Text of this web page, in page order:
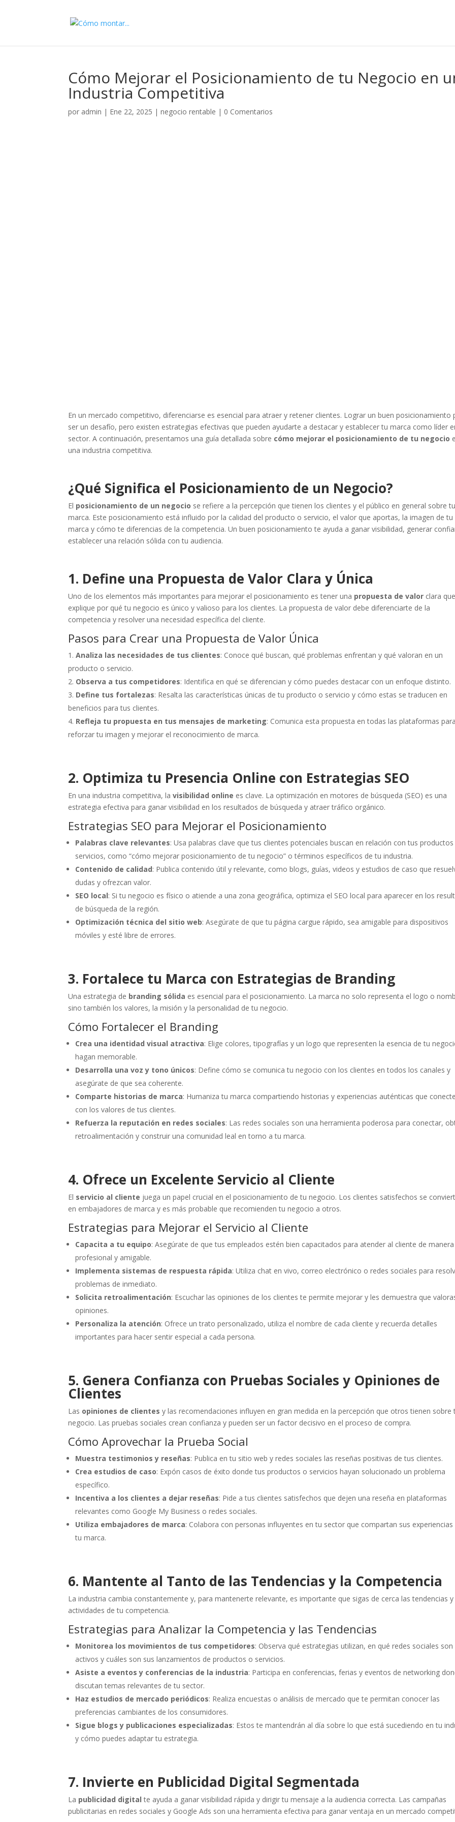
Cómo Mejorar el Posicionamiento de tu Negocio en
Industria Competitiva
por admin | Ene 22, 2025 |negocio rentable | 0 Comentarios
En un mercado competitivo, diferenciarse es esencial para atraer y retener clientes. Lograr un buen posicionamiento
ser un desafío, pero existen estrategias efectivas que pueden ayudarte a destacar y establecer tu marca como líder
sector. A continuación, presentamos una guía detallada sobre cómo mejorar el posicionamiento de tu negocio
una industria competitiva.
¿Qué Significa el Posicionamiento de un Negocio?
El posicionamiento de un negocio se refiere a la percepción que tienen los clientes y el público en general sobre tu
marca. Este posicionamiento está influido por la calidad del producto o servicio, el valor que aportas, la imagen de tu
marca y cómo te diferencias de la competencia. Un buen posicionamiento te ayuda a ganar visibilidad, generar
establecer una relación sólida con tu audiencia.
1. Define una Propuesta de Valor Clara y Única
Uno de los elementos más importantes para mejorar el posicionamiento es tener una propuesta de valor clara que
explique por qué tu negocio es único y valioso para los clientes. La propuesta de valor debe diferenciarte de la
competencia y resolver una necesidad específica del cliente.
Pasos para Crear una Propuesta de Valor Única
Analiza las necesidades de tus clientes: Conoce qué buscan, qué problemas enfrentan y qué valoran en un
producto o servicio.
Observa a tus competidores: Identifica en qué se diferencian y cómo puedes destacar con un enfoque distinto.
Define tus fortalezas: Resalta las características únicas de tu producto o servicio y cómo estas se traducen en
beneficios para tus clientes.
Refleja tu propuesta en tus mensajes de marketing: Comunica esta propuesta en todas las plataformas para
reforzar tu imagen y mejorar el reconocimiento de marca.
2. Optimiza tu Presencia Online con Estrategias SEO
En una industria competitiva, lavisibilidad online es clave. La optimización en motores de búsqueda (SEO) es una
estrategia efectiva para ganar visibilidad en los resultados de búsqueda y atraer tráfico orgánico.
Estrategias SEO para Mejorar el Posicionamiento
Palabras clave relevantes: Usa palabras clave que tus clientes potenciales buscan en relación con tus
servicios, como “cómo mejorar posicionamiento de tu negocio” o términos específicos de tu industria.
Contenido de calidad: Publica contenido útil y relevante, como blogs, guías, videos y estudios de caso que
dudas y ofrezcan valor.
SEO local: Si tu negocio es físico o atiende a una zona geográfica, optimiza el SEO local para aparecer en los
de búsqueda de la región.
Optimización técnica del sitio web: Asegúrate de que tu página cargue rápido, sea amigable para dispositivos
móviles y esté libre de errores.
3. Fortalece tu Marca con Estrategias de Branding
Una estrategia de branding sólida es esencial para el posicionamiento. La marca no solo representa el logo o
sino también los valores, la misión y la personalidad de tu negocio.
Cómo Fortalecer el Branding
Crea una identidad visual atractiva: Elige colores, tipografías y un logo que representen la esencia de tu
hagan memorable.
Desarrolla una voz y tono únicos: Define cómo se comunica tu negocio con los clientes en todos los canales y
asegúrate de que sea coherente.
Comparte historias de marca: Humaniza tu marca compartiendo historias y experiencias auténticas que
con los valores de tus clientes.
Refuerza la reputación en redes sociales: Las redes sociales son una herramienta poderosa para conectar,
retroalimentación y construir una comunidad leal en torno a tu marca.
4. Ofrece un Excelente Servicio al Cliente
El servicio al cliente juega un papel crucial en el posicionamiento de tu negocio. Los clientes satisfechos se
en embajadores de marca y es más probable que recomienden tu negocio a otros.
Estrategias para Mejorar el Servicio al Cliente
Capacita a tu equipo: Asegúrate de que tus empleados estén bien capacitados para atender al cliente de manera
profesional y amigable.
Implementa sistemas de respuesta rápida: Utiliza chat en vivo, correo electrónico o redes sociales para
problemas de inmediato.
Solicita retroalimentación: Escuchar las opiniones de los clientes te permite mejorar y les demuestra que
opiniones.
Personaliza la atención: Ofrece un trato personalizado, utiliza el nombre de cada cliente y recuerda detalles
importantes para hacer sentir especial a cada persona.
5. Genera Confianza con Pruebas Sociales y Opiniones de
Clientes
Las opiniones de clientes y las recomendaciones influyen en gran medida en la percepción que otros tienen sobre
negocio. Las pruebas sociales crean confianza y pueden ser un factor decisivo en el proceso de compra.
Cómo Aprovechar la Prueba Social
Muestra testimonios y reseñas: Publica en tu sitio web y redes sociales las reseñas positivas de tus clientes.
Crea estudios de caso: Expón casos de éxito donde tus productos o servicios hayan solucionado un problema
específico.
Incentiva a los clientes a dejar reseñas: Pide a tus clientes satisfechos que dejen una reseña en plataformas
relevantes como Google My Business o redes sociales.
Utiliza embajadores de marca: Colabora con personas influyentes en tu sector que compartan sus experiencias
tu marca.
6. Mantente al Tanto de las Tendencias y la Competencia
La industria cambia constantemente y, para mantenerte relevante, es importante que sigas de cerca las tendencias y
actividades de tu competencia.
Estrategias para Analizar la Competencia y las Tendencias
Monitorea los movimientos de tus competidores: Observa qué estrategias utilizan, en qué redes sociales son
activos y cuáles son sus lanzamientos de productos o servicios.
Asiste a eventos y conferencias de la industria: Participa en conferencias, ferias y eventos de networking
discutan temas relevantes de tu sector.
Haz estudios de mercado periódicos: Realiza encuestas o análisis de mercado que te permitan conocer las
preferencias cambiantes de los consumidores.
Sigue blogs y publicaciones especializadas: Estos te mantendrán al día sobre lo que está sucediendo en tu
y cómo puedes adaptar tu estrategia.
7. Invierte en Publicidad Digital Segmentada
La publicidad digital te ayuda a ganar visibilidad rápida y dirigir tu mensaje a la audiencia correcta. Las campañas
publicitarias en redes sociales y Google Ads son una herramienta efectiva para ganar ventaja en un mercado